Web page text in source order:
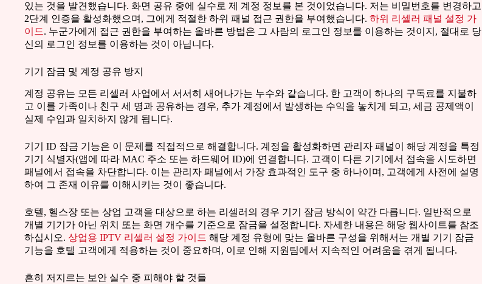
있는 것을 발견했습니다. 화면 공유 중에 실수로 제 계정 정보를 본 것이었습니다. 저는 비밀번호를 변경하고
2단계 인증을 활성화했으며, 그에게 적절한 하위 패널 접근 권한을 부여했습니다. 하위 리셀러 패널 설정 가
이드. 누군가에게 접근 권한을 부여하는 올바른 방법은 그 사람의 로그인 정보를 이용하는 것이지, 절대로 당
신의 로그인 정보를 이용하는 것이 아닙니다.
기기 잠금 및 계정 공유 방지
계정 공유는 모든 리셀러 사업에서 서서히 새어나가는 누수와 같습니다. 한 고객이 하나의 구독료를 지불하
고 이를 가족이나 친구 세 명과 공유하는 경우, 추가 계정에서 발생하는 수익을 놓치게 되고, 세금 공제액이
실제 수입과 일치하지 않게 됩니다.
기기 ID 잠금 기능은 이 문제를 직접적으로 해결합니다. 계정을 활성화하면 관리자 패널이 해당 계정을 특정
기기 식별자(앱에 따라 MAC 주소 또는 하드웨어 ID)에 연결합니다. 고객이 다른 기기에서 접속을 시도하면
패널에서 접속을 차단합니다. 이는 관리자 패널에서 가장 효과적인 도구 중 하나이며, 고객에게 사전에 설명
하여 그 존재 이유를 이해시키는 것이 좋습니다.
호텔, 헬스장 또는 상업 고객을 대상으로 하는 리셀러의 경우 기기 잠금 방식이 약간 다릅니다. 일반적으로
개별 기기가 아닌 위치 또는 화면 개수를 기준으로 잠금을 설정합니다. 자세한 내용은 해당 웹사이트를 참조
하십시오. 상업용 IPTV 리셀러 설정 가이드 해당 계정 유형에 맞는 올바른 구성을 위해서는 개별 기기 잠금
기능을 호텔 고객에게 적용하는 것이 중요하며, 이로 인해 지원팀에서 지속적인 어려움을 겪게 됩니다.
흔히 저지르는 보안 실수 중 피해야 할 것들